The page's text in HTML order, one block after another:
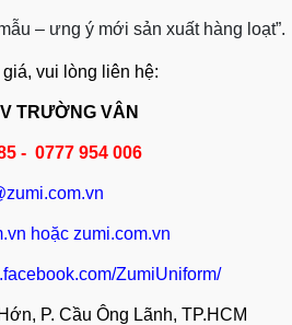
– ưng ý mới sản xuất hàng loạt”.
vui lòng liên hệ:
TRƯỜNG VÂN
- 0777 954 006
hoặc zumi.com.vn
ZumiUniform/
P. Cầu Ông Lãnh, TP.HCM